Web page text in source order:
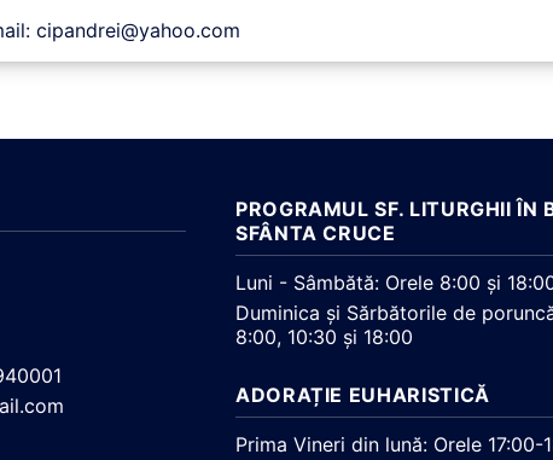
cipandrei@yahoo.com
PROGRAMUL SF. LITURGHII ÎN
SFÂNTA CRUCE
Luni - Sâmbătă: Orele 8:00 și
Duminica și Sărbătorile de
8:00, 10:30 și 18:00
ADORAȚIE EUHARISTICĂ
Prima Vineri din lună: Orele 17:00-